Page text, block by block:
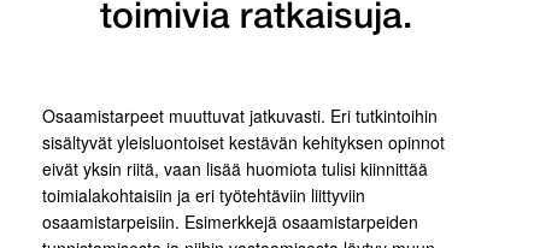
toimivia ratkaisuja.
Osaamistarpeet muuttuvat jatkuvasti. Eri tutkintoihin
sisältyvät yleisluontoiset kestävän kehityksen opinnot
eivät yksin riitä, vaan lisää huomiota tulisi kiinnittää
toimialakohtaisiin ja eri työtehtäviin liittyviin
osaamistarpeisiin. Esimerkkejä osaamistarpeiden